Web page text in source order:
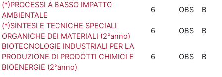
(*)PROCESSI A BASSO IMPATTO
AMBIENTALE
6 OBS
B
(*)SINTESI E TECNICHE SPECIALI
ORGANICHE DEI MATERIALI (2°anno)
6 OBS
B
BIOTECNOLOGIE INDUSTRIALI PER LA
PRODUZIONE DI PRODOTTI CHIMICI E
BIOENERGIE (2°anno)
6 OBS B